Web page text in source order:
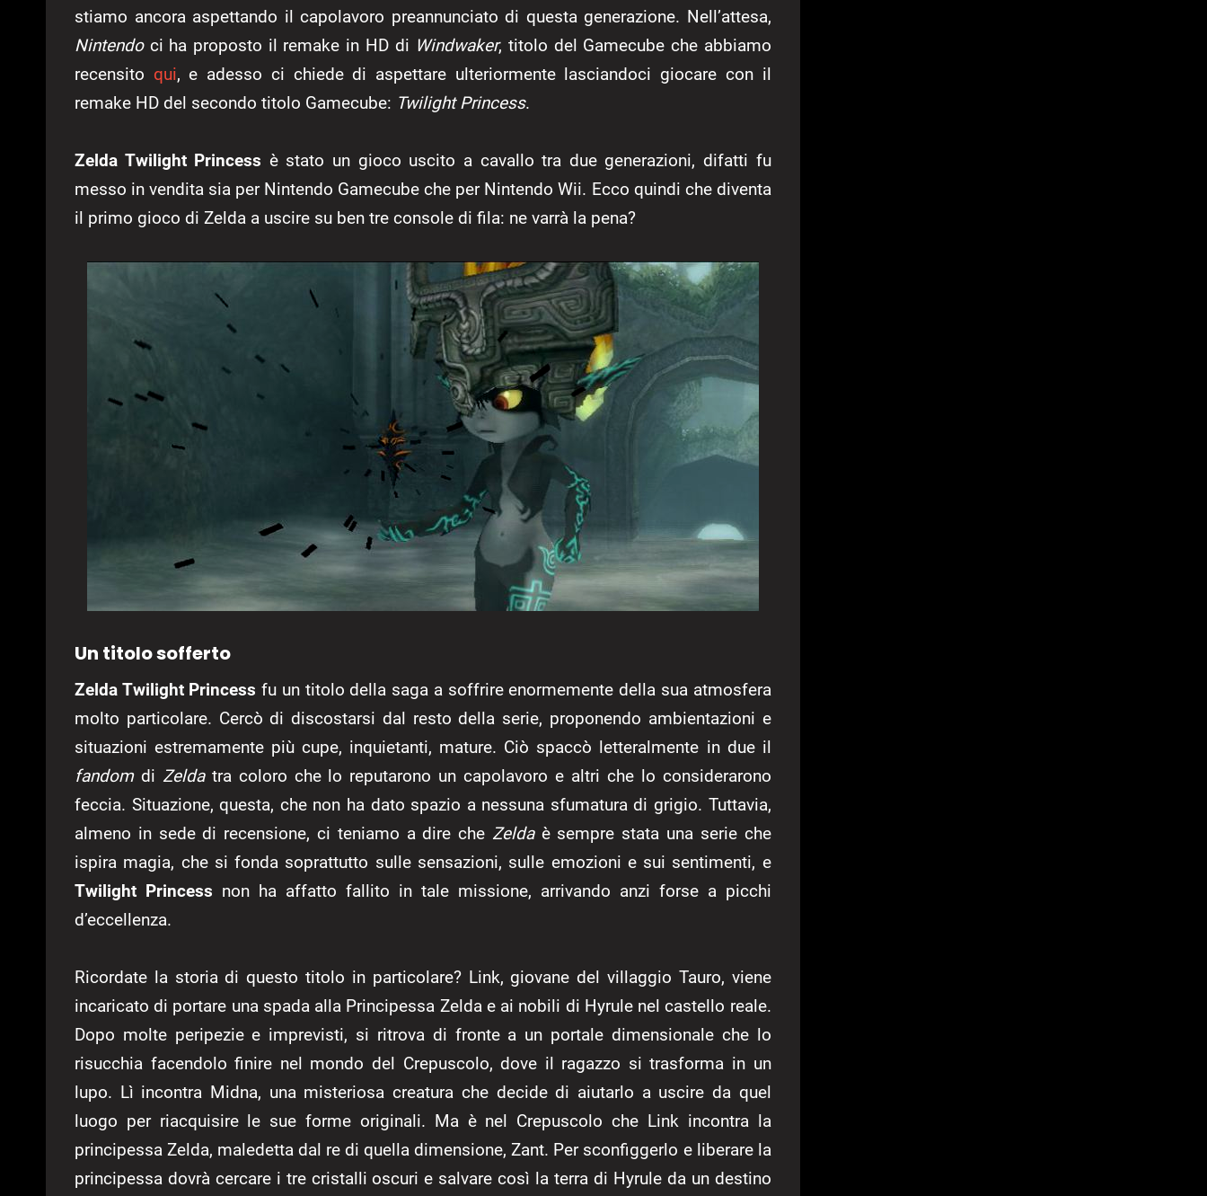
stiamo ancora aspettando il capolavoro preannunciato di questa generazione. Nell’attesa,
Nintendoci ha proposto il remake in HD di Windwaker, titolo del Gamecube che abbiamo
recensito qui, e adesso ci chiede di aspettare ulteriormente lasciandoci giocare con il
remake HD del secondo titolo Gamecube: Twilight Princess.
Zelda Twilight Princess è stato un gioco uscito a cavallo tra due generazioni, difatti fu
messo in vendita sia per Nintendo Gamecube che per Nintendo Wii. Ecco quindi che diventa
il primo gioco di Zelda a uscire su ben tre console di fila: ne varrà la pena?
Un titolo sofferto
Zelda Twilight Princess fu un titolo della saga a soffrire enormemente della sua atmosfera
molto particolare. Cercò di discostarsi dal resto della serie, proponendo ambientazioni e
situazioni estremamente più cupe, inquietanti, mature. Ciò spaccò letteralmente in due il
fandomdi Zeldatra coloro che lo reputarono un capolavoro e altri che lo considerarono
feccia. Situazione, questa, che non ha dato spazio a nessuna sfumatura di grigio. Tuttavia,
almeno in sede di recensione, ci teniamo a dire che Zeldaè sempre stata una serie che
ispira magia, che si fonda soprattutto sulle sensazioni, sulle emozioni e sui sentimenti, e
Twilight Princess non ha affatto fallito in tale missione, arrivando anzi forse a picchi
d’eccellenza.
Ricordate la storia di questo titolo in particolare? Link, giovane del villaggio Tauro, viene
incaricato di portare una spada alla Principessa Zelda e ai nobili di Hyrule nel castello reale.
Dopo molte peripezie e imprevisti, si ritrova di fronte a un portale dimensionale che lo
risucchia facendolo finire nel mondo del Crepuscolo, dove il ragazzo si trasforma in un
lupo. Lì incontra Midna, una misteriosa creatura che decide di aiutarlo a uscire da quel
luogo per riacquisire le sue forme originali. Ma è nel Crepuscolo che Link incontra la
principessa Zelda, maledetta dal re di quella dimensione, Zant. Per sconfiggerlo e liberare la
principessa dovrà cercare i tre cristalli oscuri e salvare così la terra di Hyrule da un destino